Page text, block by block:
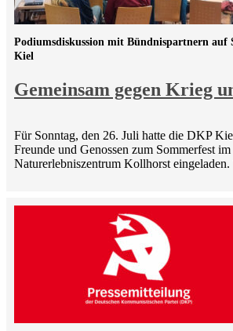
Gemeinsam gegen Krieg
Podiumsdiskussion mit Bündnispartnern auf
Kiel
Für Sonntag, den 26. Juli hatte die DKP
Freunde und Genossen zum Sommerfest im
Naturerlebniszentrum Kollhorst